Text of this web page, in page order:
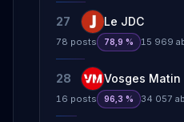
27 Le JDC
78 posts 78,9 % 15 969
28 Vosges Matin
16 posts 96,3 % 34 057